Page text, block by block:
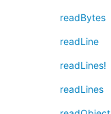
readBytes
readLine
readLines!
readLines